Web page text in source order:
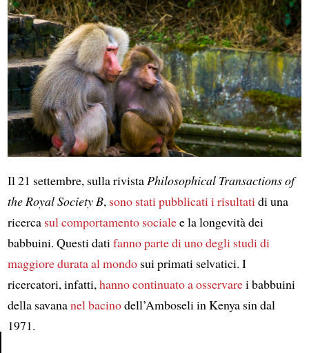
Il 21 settembre, sulla rivista Philosophical Transactions of
the Royal Society B, sono stati pubblicati i risultati di una
ricerca sul comportamento socialee la longevità dei
babbuini. Questi dati fanno parte di uno degli studi di
maggiore durata al mondosui primati selvatici. I
ricercatori, infatti, hanno continuato a osservarei babbuini
della savananel bacinodell’Amboseli in Kenya sin dal
1971.